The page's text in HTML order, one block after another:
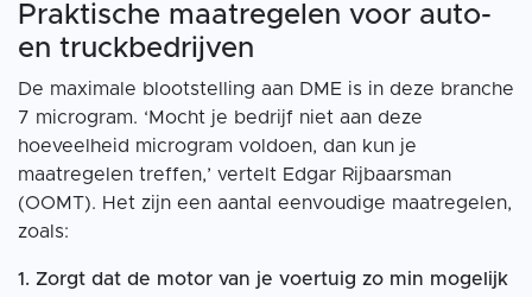
Praktische maatregelen voor auto-
en truckbedrijven
De maximale blootstelling aan DME is in deze branche
7 microgram. ‘Mocht je bedrijf niet aan deze
hoeveelheid microgram voldoen, dan kun je
maatregelen treffen,’ vertelt Edgar Rijbaarsman
(OOMT). Het zijn een aantal eenvoudige maatregelen,
zoals:
1. Zorgt dat de motor van je voertuig zo min mogelijk